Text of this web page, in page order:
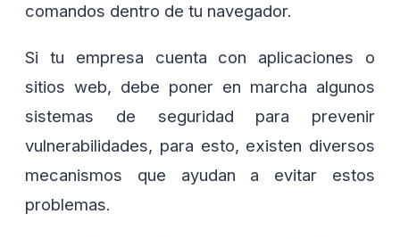
comandos dentro de tu navegador.
Si tu empresa cuenta con aplicaciones o
sitios web, debe poner en marcha algunos
sistemas de seguridad para prevenir
vulnerabilidades, para esto, existen diversos
mecanismos que ayudan a evitar estos
problemas.